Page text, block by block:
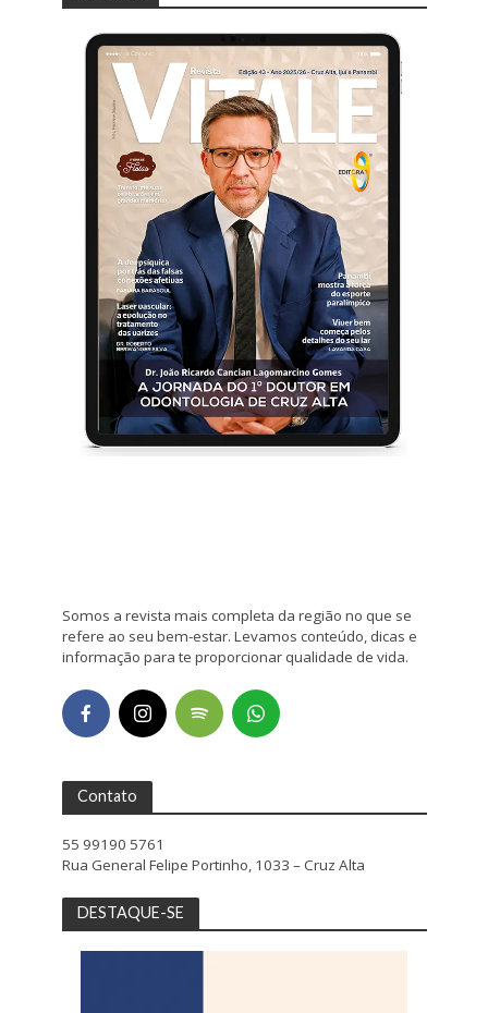
Somos a revista mais completa da região no que se
refere ao seu bem-estar. Levamos conteúdo, dicas e
informação para te proporcionar qualidade de vida.
Contato
55 99190 5761
Rua General Felipe Portinho, 1033 – Cruz Alta
DESTAQUE-SE